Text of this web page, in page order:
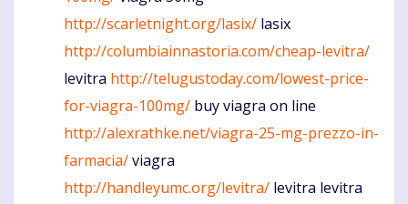
http://scarletnight.org/lasix/ lasix
http://columbiainnastoria.com/cheap-levitra/
levitra http://telugustoday.com/lowest-price-
for-viagra-100mg/ buy viagra on line
http://alexrathke.net/viagra-25-mg-prezzo-in-
farmacia/viagra
http://handleyumc.org/levitra/ levitra levitra